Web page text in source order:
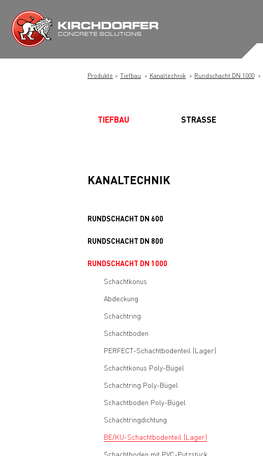
Inhalt
springen
Produkte Tiefbau Kanaltechnik Rundschacht DN 1000
TIEFBAU STRASSE
KANALTECHNIK
RUNDSCHACHT DN 600
RUNDSCHACHT DN 800
RUNDSCHACHT DN 1000
Schachtkonus
Abdeckung
Schachtring
Schachtboden
PERFECT-Schachtbodenteil (Lager)
Schachtkonus Poly-Bügel
Schachtring Poly-Bügel
Schachtboden Poly-Bügel
Schachtringdichtung
BE/KU-Schachtbodenteil (Lager)
Schachtboden mit PVC-Putzstück